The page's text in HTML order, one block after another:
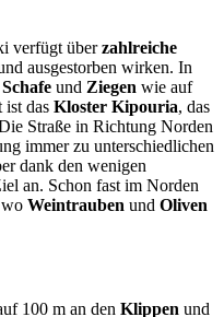
verfügt überzahlreiche
ausgestorben wirken. In
Schafe und Ziegen wie auf
ist das Kloster Kipouria, das
Straße in Richtung Norden
immer zu unterschiedlichen
dank den wenigen
an. Schon fast im Norden
Weintrauben und Oliven
100 m an den Klippen und